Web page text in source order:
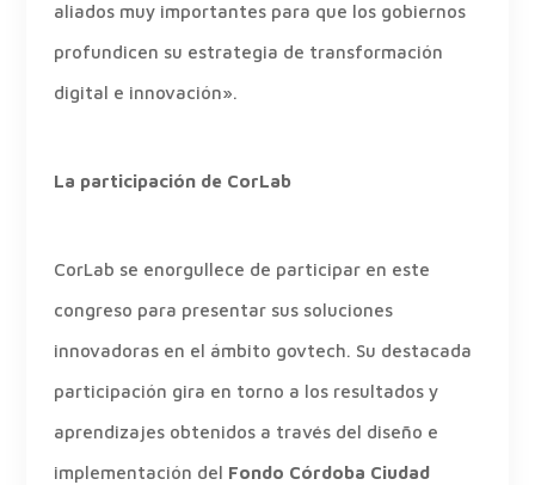
aliados muy importantes para que los gobiernos
profundicen su estrategia de transformación
digital e innovación».
La participación de CorLab
CorLab se enorgullece de participar en este
congreso para presentar sus soluciones
innovadoras en el ámbito govtech. Su destacada
participación gira en torno a los resultados y
aprendizajes obtenidos a través del diseño e
implementación del Fondo Córdoba Ciudad